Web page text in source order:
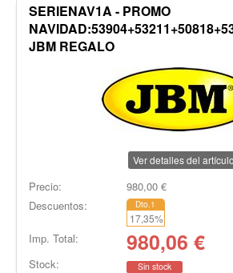
SERIENAV1A - PROMO
JBM REGALO
Ver detalles del artículo
Precio: 980,00€
Descuentos:
Dto.1
17,35%
Imp. Total: 980,06 €
Stock: Sin stock